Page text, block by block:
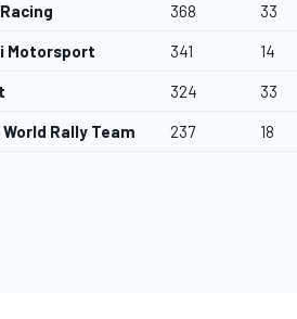
368 33
Motorsport 341 14
324 33
Rally Team 237 18